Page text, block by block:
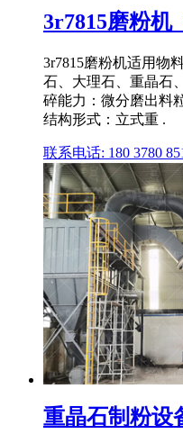
3r7815磨粉机
3r7815磨粉机适用物
石、大理石、重晶石
碎能力：微分磨出料
结构形式：立式重 .
联系电话: 180 3780
重晶石制粉设